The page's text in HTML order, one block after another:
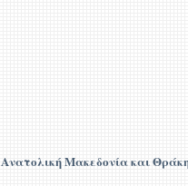
Ανατολική Μακεδονία και